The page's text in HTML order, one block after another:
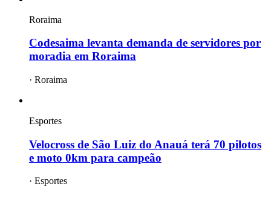
Roraima
Codesaima levanta demanda de servidores por
moradia em Roraima
· Roraima
Esportes
Velocross de São Luiz do Anauá terá 70 pilotos
e moto 0km para campeão
· Esportes